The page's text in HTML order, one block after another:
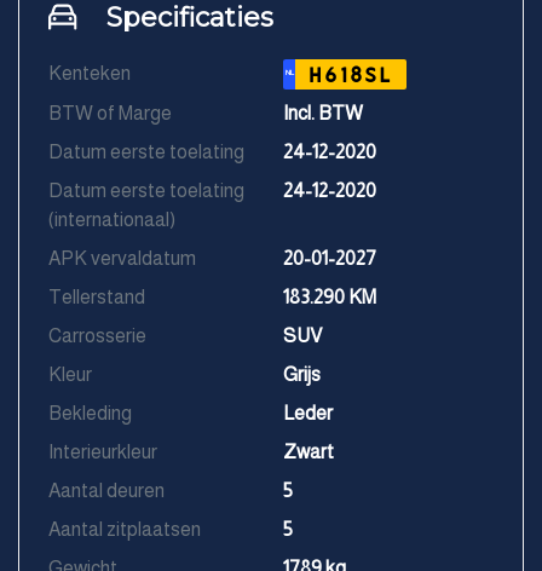
Specificaties
Kenteken NL H618SL
BTW of Marge
Incl. BTW
Datum eerste toelating
24-12-2020
Datum eerste toelating
(internationaal)
24-12-2020
APK vervaldatum
20-01-2027
Tellerstand
183.290 KM
Carrosserie
SUV
Kleur
Grijs
Bekleding
Leder
Interieurkleur
Zwart
Aantal deuren
5
Aantal zitplaatsen
5